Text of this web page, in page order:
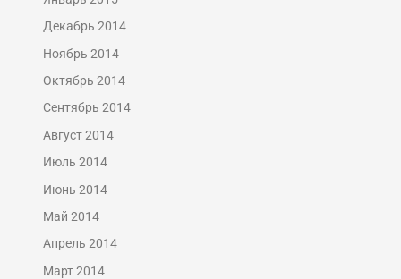
Декабрь 2014
Ноябрь 2014
Октябрь 2014
Сентябрь 2014
Август 2014
Июль 2014
Июнь 2014
Май 2014
Апрель 2014
Март 2014